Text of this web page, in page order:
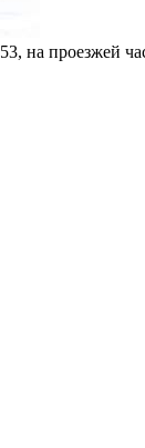
на проезжей